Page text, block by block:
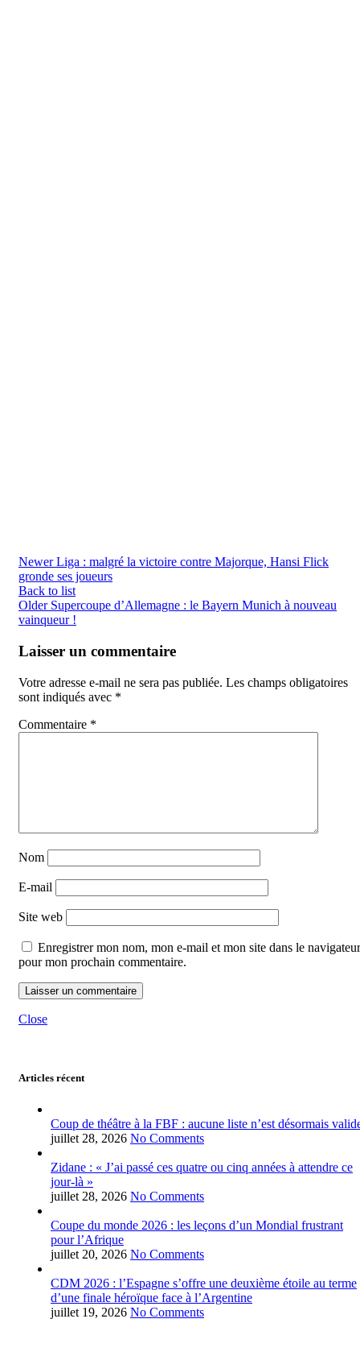
Newer Liga : malgré la victoire contre Majorque, Hansi Flick
gronde ses joueurs
Back to list
Older Supercoupe d’Allemagne : le Bayern Munich à nouveau
vainqueur !
Laisser un commentaire
Votre adresse e-mail ne sera pas publiée. Les champs obligatoires
sont indiqués avec *
Commentaire *
Nom
E-mail
Site web
Enregistrer mon nom, mon e-mail et mon site dans le navigateur
pour mon prochain commentaire.
Close
Articles récent
Coup de théâtre à la FBF : aucune liste n’est désormais
juillet 28, 2026 No Comments
Zidane : « J’ai passé ces quatre ou cinq années à attendre ce
jour-là »
juillet 28, 2026 No Comments
Coupe du monde 2026 : les leçons d’un Mondial frustrant
pour l’Afrique
juillet 20, 2026 No Comments
CDM 2026 : l’Espagne s’offre une deuxième étoile au terme
d’une finale héroïque face à l’Argentine
juillet 19, 2026 No Comments